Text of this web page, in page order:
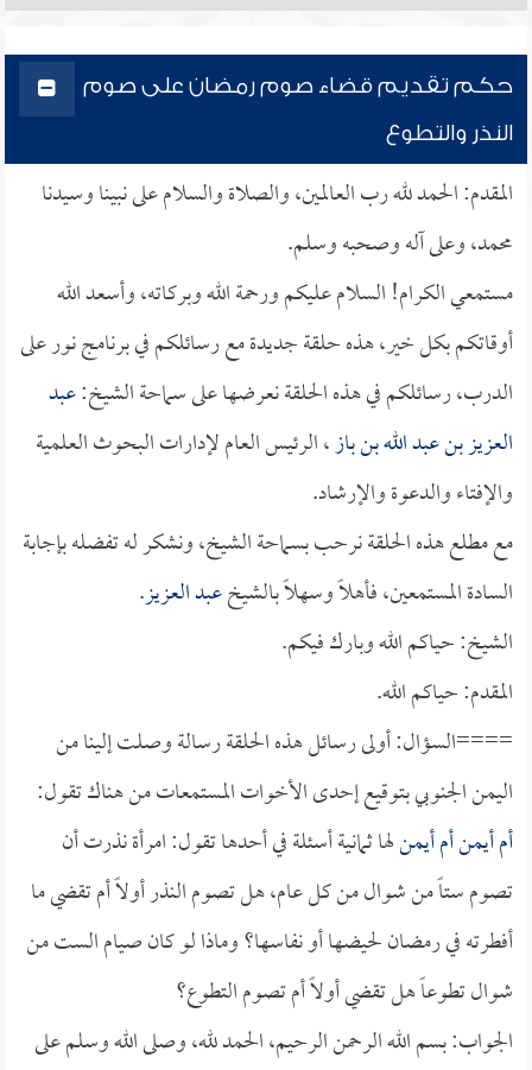
حكم تقديم قضاء صوم رمضان على صوم
النذر والتطوع
المقدم: الحمد لله رب العالمين، والصلاة والسلام على نبينا وسيدنا
محمد، وعلى آله وصحبه وسلم.
مستمعي الكرام! السلام عليكم ورحمة الله وبركاته، وأسعد الله
أوقاتكم بكل خير، هذه حلقة جديدة مع رسائلكم في برنامج نور على
الدرب، رسائلكم في هذه الحلقة نعرضها على سماحة الشيخ:عبد
العزيز بن عبد الله بن باز، الرئيس العام لإدارات البحوث العلمية
والإفتاء والدعوة والإرشاد.
مع مطلع هذه الحلقة نرحب بسماحة الشيخ، ونشكر له تفضله بإجابة
السادة المستمعين، فأهلاً وسهلاً بالشيخعبد العزيز.
الشيخ: حياكم الله وبارك فيكم.
المقدم: حياكم الله.
====السؤال: أولى رسائل هذه الحلقة رسالة وصلت إلينا من
اليمن الجنوبي بتوقيع إحدى الأخوات المستمعات من هناك تقول:
أم أيمنأم أيمنلها ثمانية أسئلة في أحدها تقول: امرأة نذرت أن
تصوم ستاً من شوال من كل عام، هل تصوم النذر أولاً أم تقضي ما
أفطرته في رمضان لحيضها أو نفاسها؟ وماذا لو كان صيام الست من
شوال تطوعاً هل تقضي أولاً أم تصوم التطوع؟
الجواب: بسم الله الرحمن الرحيم، الحمد لله، وصلى الله وسلم على